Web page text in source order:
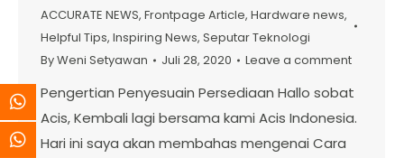
ACCURATE NEWS, Frontpage Article, Hardware news,
Helpful Tips, Inspiring News, Seputar Teknologi
ByWeni Setyawan Juli 28, 2020 Leave a comment
Pengertian Penyesuain Persediaan Hallo sobat
Acis, Kembali lagi bersama kami Acis Indonesia.
Hari ini saya akan membahas mengenai Cara